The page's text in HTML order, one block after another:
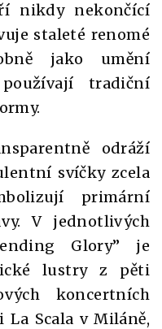
nikdy nekončící
staleté renomé
jako umění
tradiční
odráží
svíčky zcela
primární
V jednotlivých
Glory” je
lustry z pěti
koncertních
Scala v Miláně,